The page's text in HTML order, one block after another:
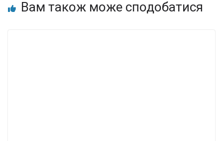
Вам також може сподобатися